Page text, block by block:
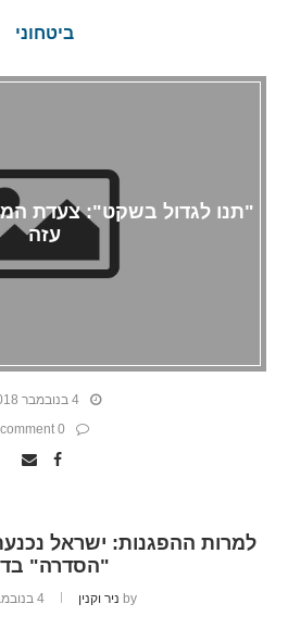
ביטחוני
"תנו לגדול בשקט": צעדת
עזה
4 בנובמבר 2018
0 comment
למרות ההפגנות: ישראל
"הסדרה"
by ניר וקנין 4 בנובמבר 2018